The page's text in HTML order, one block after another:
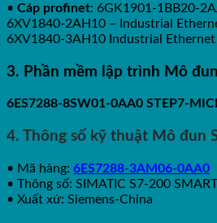
• Cáp profinet: 6GK1901-1BB20-
6XV1840-2AH10 – Industrial
6XV1840-3AH10 Industrial Ethernet
3. Phần mềm lập trình Mô
6ES7288-8SW01-0AA0
4. Thông số kỹ thuật Mô đun
• Mã hàng: 6ES7288-3AM06-0AA0
• Thông số: SIMATIC S7-200
• Xuất xứ: Siemens-China